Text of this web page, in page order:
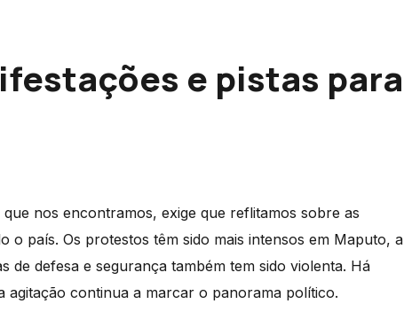
e pistas para
nos encontramos, exige que reflitamos sobre as
o país. Os protestos têm sido mais intensos em Maputo, a
de defesa e segurança também tem sido violenta. Há
continua a marcar o panorama político.